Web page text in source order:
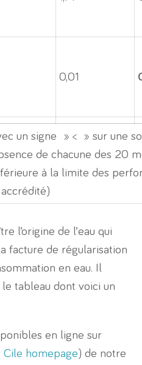
0,01
un signe » < » sur une
de chacune des 20
à la limite des
l’origine de l’eau qui
facture de régularisation
en eau. Il
tableau dont voici un
en ligne sur
Cile homepage) de notre